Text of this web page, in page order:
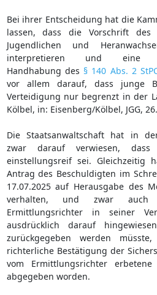
Bei ihrer Entscheidung hat die
lassen, dass die Vorschrift des
Jugendlichen und
interpretieren und eine
Handhabung des § 140 Abs. 2
vor allem darauf, dass junge
Verteidigung nur begrenzt in der
Kölbel, in: Eisenberg/Kölbel, JGG,
Die Staatsanwaltschaft hat in
zwar darauf verwiesen,
einstellungsreif sei. Gleichzeitig
Antrag des Beschuldigten im
17.07.2025 auf Herausgabe des
verhalten, und zwar
Ermittlungsrichter in seiner
ausdrücklich darauf
zurückgegeben werden
richterliche Bestätigung der
vom Ermittlungsrichter
abgegeben worden.